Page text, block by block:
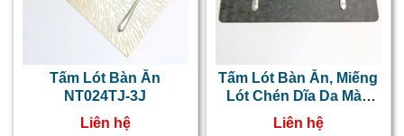
Tấm Lót Bàn Ăn
NT024TJ-3J
Liên hệ
Tấm Lót Bàn Ăn, Miếng
Lót Chén Dĩa Da Màu
Đen NTPG023
Liên hệ